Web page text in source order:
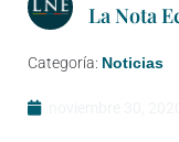
La Nota
Categoría: Noticias